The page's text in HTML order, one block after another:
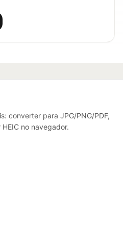
converter para JPG/PNG/PDF,
no navegador.